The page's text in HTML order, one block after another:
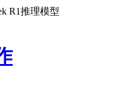
R1推理模型